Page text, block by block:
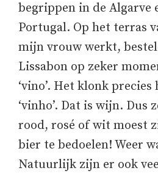
begrippen in de Algarve
Portugal. Op het terras
mijn vrouw werkt,
Lissabon op zeker
‘vino’. Het klonk
‘vinho’. Dat is wijn. Dus
rood, rosé of wit moest
bier te bedoelen! Weer
Natuurlijk zijn er ook